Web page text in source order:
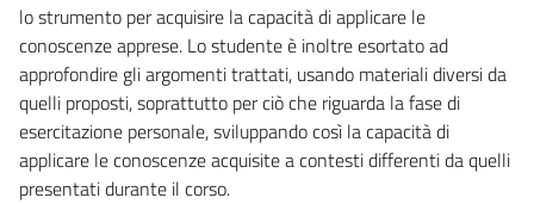
lo strumento per acquisire la capacità di applicare le
conoscenze apprese. Lo studente è inoltre esortato ad
approfondire gli argomenti trattati, usando materiali diversi da
quelli proposti, soprattutto per ciò che riguarda la fase di
esercitazione personale, sviluppando così la capacità di
applicare le conoscenze acquisite a contesti differenti da quelli
presentati durante il corso.